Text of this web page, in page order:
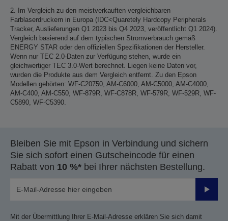
2. Im Vergleich zu den meistverkauften vergleichbaren
Farblaserdruckern in Europa (IDC<Quaretely Hardcopy Peripherals
Tracker, Auslieferungen Q1 2023 bis Q4 2023, veröffentlicht Q1 2024).
Vergleich basierend auf dem typischen Stromverbrauch gemäß
ENERGY STAR oder den offiziellen Spezifikationen der Hersteller.
Wenn nur TEC 2.0-Daten zur Verfügung stehen, wurde ein
gleichwertiger TEC 3.0-Wert berechnet. Liegen keine Daten vor,
wurden die Produkte aus dem Vergleich entfernt. Zu den Epson
Modellen gehörten: WF-C20750, AM-C6000, AM-C5000, AM-C4000,
AM-C400, AM-C550, WF-879R, WF-C878R, WF-579R, WF-529R, WF-
C5890, WF-C5390.
Bleiben Sie mit Epson in Verbindung und sichern
Sie sich sofort einen Gutscheincode für einen
Rabatt von 10 %* bei Ihrer nächsten Bestellung.
Mit der Übermittlung Ihrer E-Mail-Adresse erklären Sie sich damit